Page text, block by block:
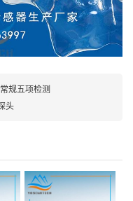
规五项检测
头